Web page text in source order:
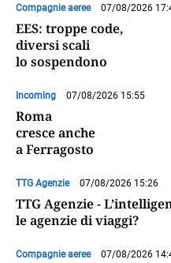
Compagnie aeree 07/08/2026
EES: troppe code,
diversi scali
lo sospendono
Incoming 07/08/2026 15:55
Roma
cresce anche
a Ferragosto
TTG Agenzie 07/08/2026 15:26
TTG Agenzie -
le agenzie di viaggi?
Compagnie aeree 07/08/2026